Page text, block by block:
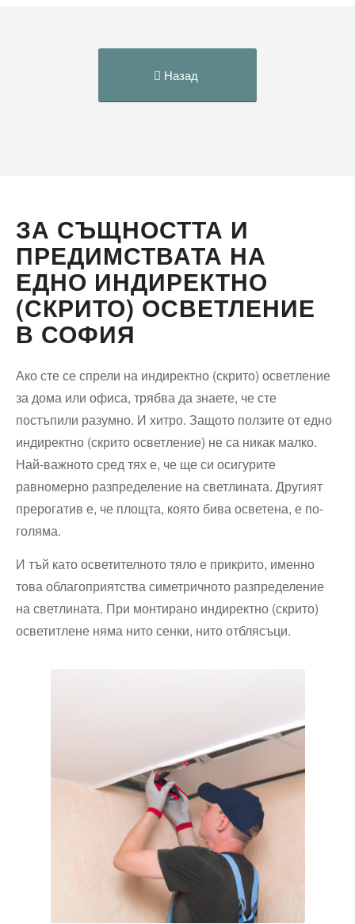
Назад
ЗА СЪЩНОСТТА И
ПРЕДИМСТВАТА НА
ЕДНО ИНДИРЕКТНО
(СКРИТО) ОСВЕТЛЕНИЕ
В СОФИЯ
Ако сте се спрели на индиректно (скрито) осветление
за дома или офиса, трябва да знаете, че сте
постъпили разумно. И хитро. Защото ползите от едно
индиректно (скрито осветление) не са никак малко.
Най-важното сред тях е, че ще си осигурите
равномерно разпределение на светлината. Другият
прерогатив е, че площта, която бива осветена, е по-
голяма.
И тъй като осветителното тяло е прикрито, именно
това облагоприятства симетричното разпределение
на светлината. При монтирано индиректно (скрито)
осветитлене няма нито сенки, нито отблясъци.